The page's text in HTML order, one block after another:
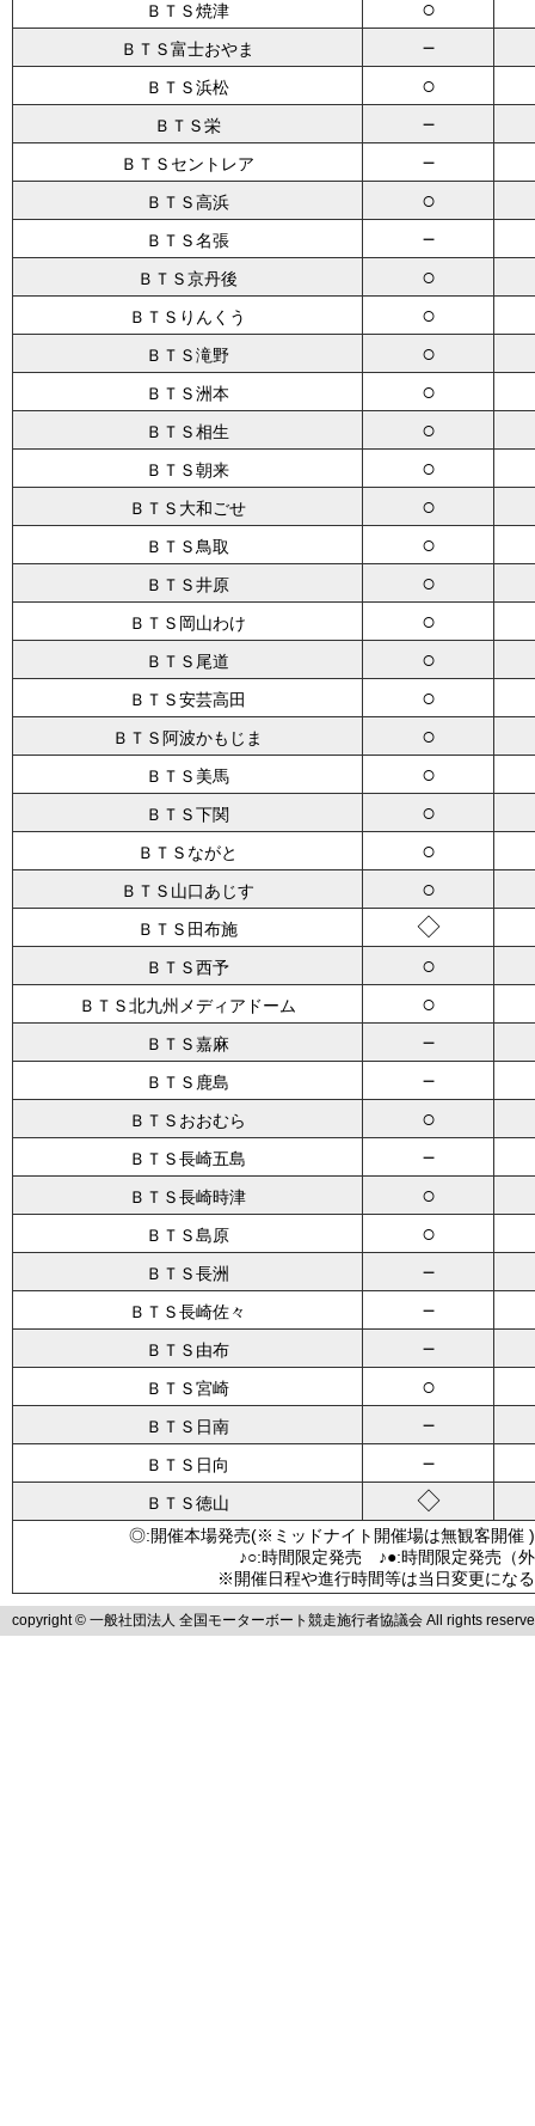
ＢＴＳ焼津 ○
ＢＴＳ富士おやま －
ＢＴＳ浜松 ○
ＢＴＳ栄 －
ＢＴＳセントレア －
ＢＴＳ高浜 ○
ＢＴＳ名張 －
ＢＴＳ京丹後 ○
ＢＴＳりんくう ○
ＢＴＳ滝野 ○
ＢＴＳ洲本 ○
ＢＴＳ相生 ○
ＢＴＳ朝来 ○
ＢＴＳ大和ごせ ○
ＢＴＳ鳥取 ○
ＢＴＳ井原 ○
ＢＴＳ岡山わけ ○
ＢＴＳ尾道 ○
ＢＴＳ安芸高田 ○
ＢＴＳ阿波かもじま ○
ＢＴＳ美馬 ○
ＢＴＳ下関 ○
ＢＴＳながと ○
ＢＴＳ山口あじす ○
ＢＴＳ田布施 ◇
ＢＴＳ西予 ○
ＢＴＳ北九州メディアドーム ○
ＢＴＳ嘉麻 －
ＢＴＳ鹿島 －
ＢＴＳおおむら ○
ＢＴＳ長崎五島 －
ＢＴＳ長崎時津 ○
ＢＴＳ島原 ○
ＢＴＳ長洲 －
ＢＴＳ長崎佐々 －
ＢＴＳ由布 －
ＢＴＳ宮崎 ○
ＢＴＳ日南 －
ＢＴＳ日向 －
ＢＴＳ徳山 ◇
◎:開催本場発売(※ミッドナイト開催場は無観客
♪○:時間限定発売 ♪●:時間限定発売
※開催日程や進行時間等は当日変更にな
copyright © 一般社団法人 全国モーターボート競走施行者協議会 All rights